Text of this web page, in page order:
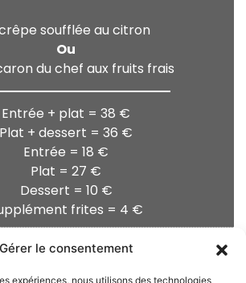
Gérer le consentement
expériences, nous utilisons des technologies
soufflée au citron
Ou
du chef aux fruits frais
Entrée + plat = 38 €
Plat + dessert = 36 €
Entrée = 18 €
Plat = 27 €
Dessert = 10 €
frites = 4 €